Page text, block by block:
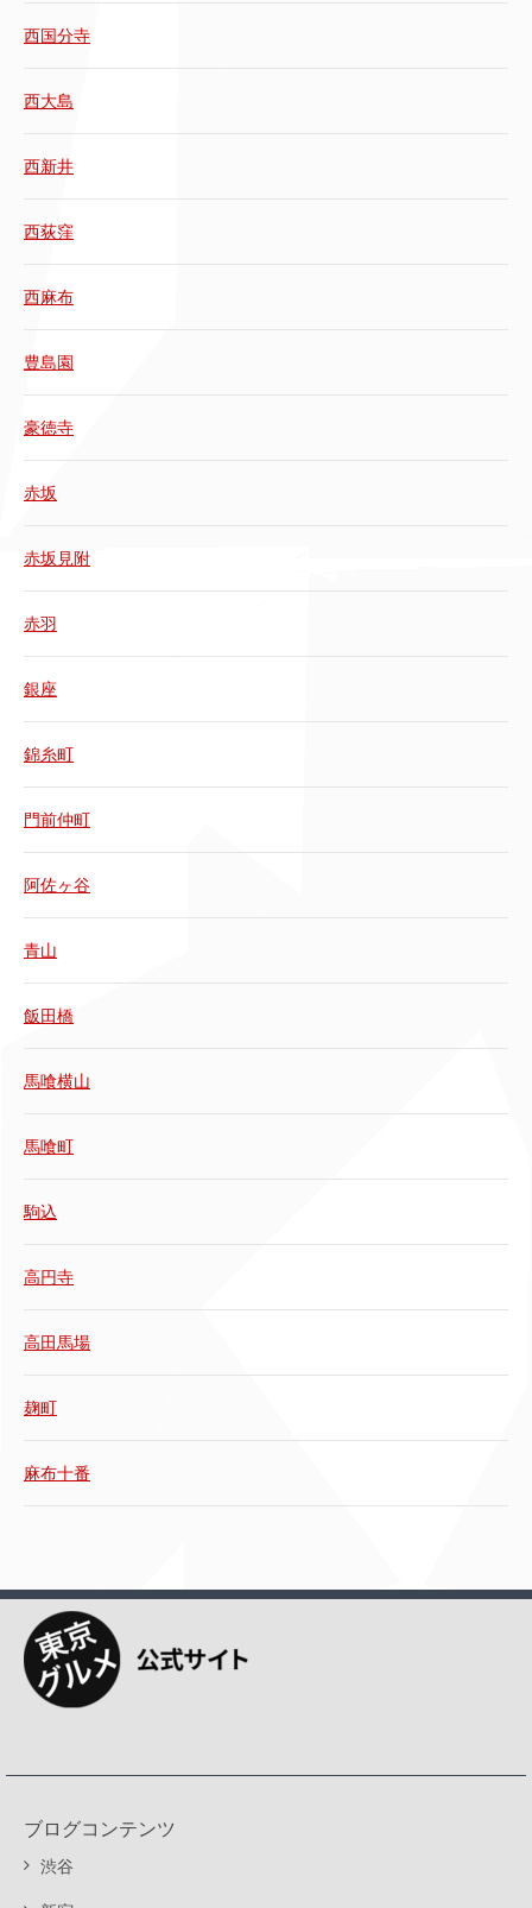
西国分寺
西大島
西新井
西荻窪
西麻布
豊島園
豪徳寺
赤坂
赤坂見附
赤羽
銀座
錦糸町
門前仲町
阿佐ヶ谷
青山
飯田橋
馬喰横山
馬喰町
駒込
高円寺
高田馬場
麹町
麻布十番
ブログコンテンツ
渋谷